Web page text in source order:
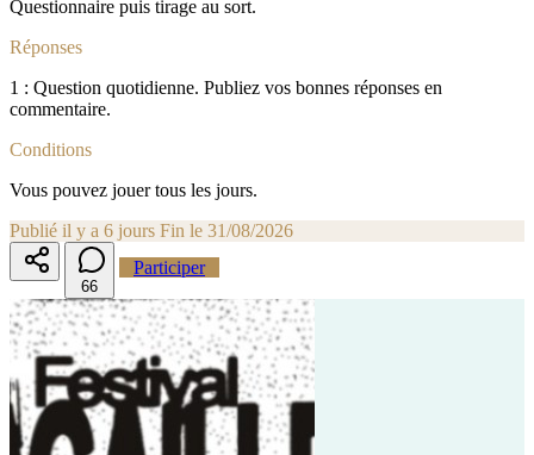
Questionnaire puis tirage au sort.
Réponses
1 : Question quotidienne. Publiez vos bonnes réponses en
commentaire.
Conditions
Vous pouvez jouer tous les jours.
Publié il y a 6 jours Fin le 31/08/2026
66
Participer